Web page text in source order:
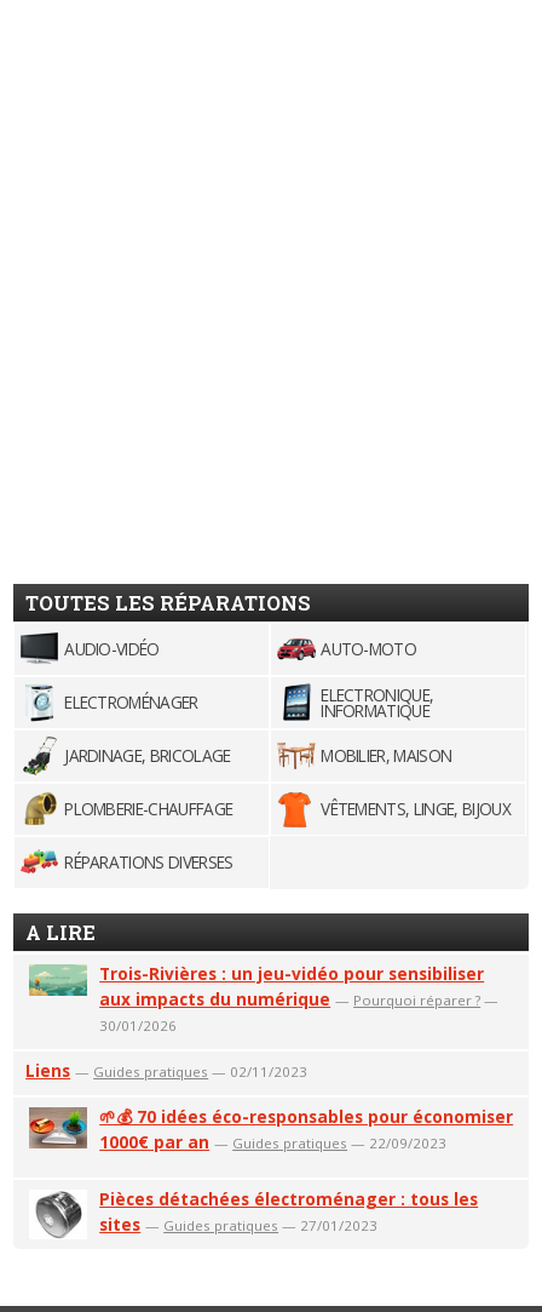
TOUTES LES RÉPARATIONS
AUDIO-VIDÉO AUTO-MOTO
ELECTROMÉNAGER ELECTRONIQUE,
INFORMATIQUE
JARDINAGE, BRICOLAGE
MOBILIER, MAISON
PLOMBERIE-CHAUFFAGE VÊTEMENTS, LINGE, BIJOUX
RÉPARATIONS DIVERSES
A LIRE
Trois-Rivières : un jeu-vidéo pour sensibiliser
aux impacts du numérique — Pourquoi réparer ? —
30/01/2026
Liens — Guides pratiques — 02/11/2023
🌱💰 70 idées éco-responsables pour économiser
1000€ par an — Guides pratiques — 22/09/2023
Pièces détachées électroménager : tous les
sites — Guides pratiques — 27/01/2023